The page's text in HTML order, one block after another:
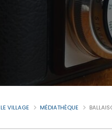
LE VILLAGE MÉDIATHÈQUE